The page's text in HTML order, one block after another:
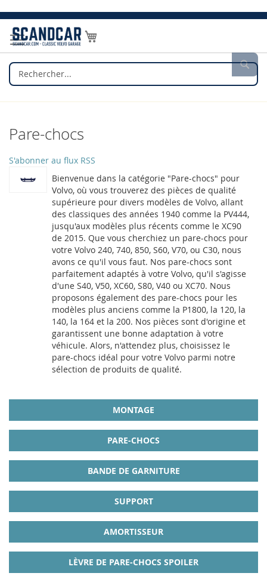
Allez
au
contenu
Mon panier
Pare-chocs
S'abonner au flux RSS
Bienvenue dans la catégorie "Pare-chocs" pour
Volvo, où vous trouverez des pièces de qualité
supérieure pour divers modèles de Volvo, allant
des classiques des années 1940 comme la PV444,
jusqu'aux modèles plus récents comme le XC90
de 2015. Que vous cherchiez un pare-chocs pour
votre Volvo 240, 740, 850, S60, V70, ou C30, nous
avons ce qu'il vous faut. Nos pare-chocs sont
parfaitement adaptés à votre Volvo, qu'il s'agisse
d'une S40, V50, XC60, S80, V40 ou XC70. Nous
proposons également des pare-chocs pour les
modèles plus anciens comme la P1800, la 120, la
140, la 164 et la 200. Nos pièces sont d'origine et
garantissent une bonne adaptation à votre
véhicule. Alors, n'attendez plus, choisissez le
pare-chocs idéal pour votre Volvo parmi notre
sélection de produits de qualité.
MONTAGE
PARE-CHOCS
BANDE DE GARNITURE
SUPPORT
AMORTISSEUR
LÈVRE DE PARE-CHOCS SPOILER